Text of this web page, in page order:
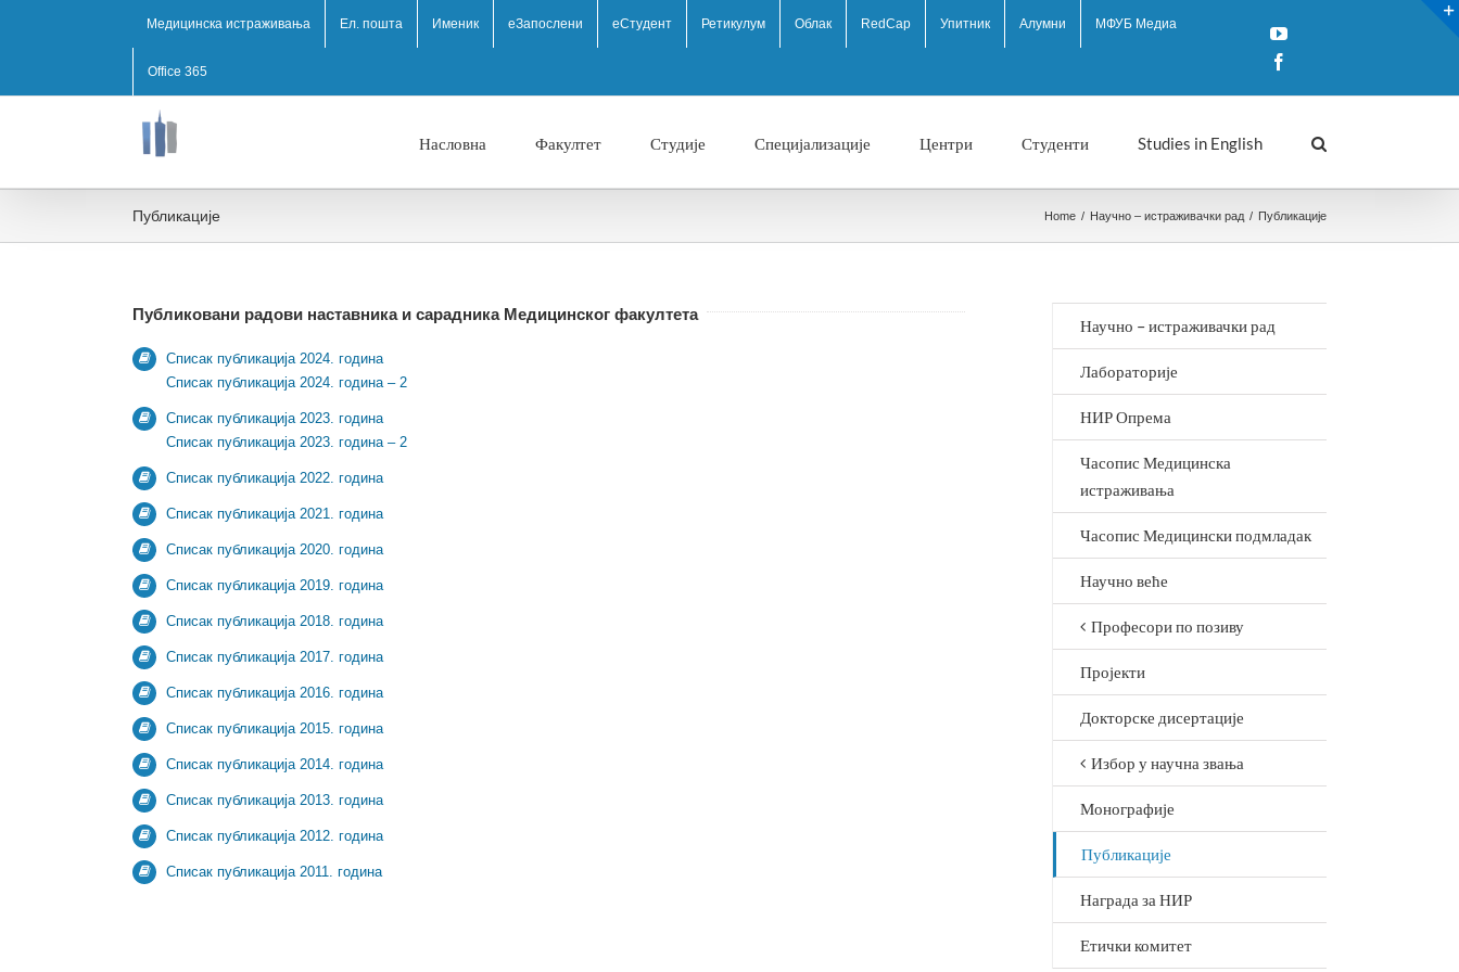
Медицинска истраживања Ел. пошта Именик eЗапослени еСтудент Ретикулум Облак RedCap Упитник Алумни МФУБ Медиа
Office 365
YouTube
Насловна Факултет Студије Специјализације Центри Студенти Studies in English
Публикације Home / Научно – истраживачки рад / Публикације
Публиковани радови наставника и сарадника Медицинског факултета
Списак публикација 2024. година
Списак публикација 2024. година – 2
Списак публикација 2023. година
Списак публикација 2023. година – 2
Списак публикација 2022. година
Списак публикација 2021. година
Списак публикација 2020. година
Списак публикација 2019. година
Списак публикација 2018. година
Списак публикација 2017. година
Списак публикација 2016. година
Списак публикација 2015. година
Списак публикација 2014. година
Списак публикација 2013. година
Списак публикација 2012. година
Списак публикација 2011. година
Научно – истраживачки рад
Лабораторије
НИР Опрема
Часопис Медицинска
истраживања
Часопис Медицински подмладак
Научно веће
Професори по позиву
Пројекти
Докторске дисертације
Избор у научна звања
Монографије
Публикације
Награда за НИР
Етички комитет